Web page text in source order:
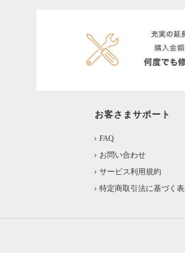
お客さまサポート
FAQ
お問い合わせ
サービス利用規約
特定商取引法に基づく